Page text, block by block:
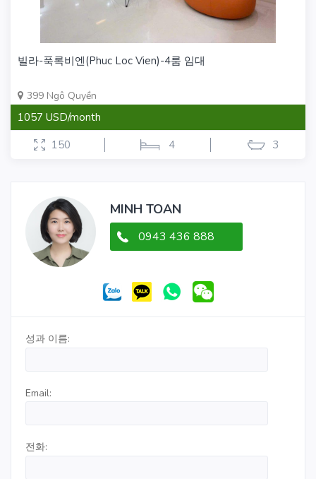
빌라-푹록비엔(Phuc Loc Vien)-4룸 임대
399 Ngô Quyền
1057 USD/month
150
4 3
MINH TOAN
0943 436 888
성과 이름:
Email:
전화: